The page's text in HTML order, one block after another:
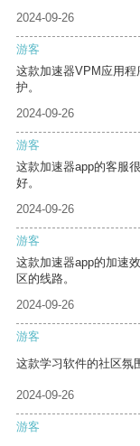
2024-09-26
游客
这款加速器VPM应用
护。
2024-09-26
游客
这款加速器app的客服
好。
2024-09-26
游客
这款加速器app的加速
区的线路。
2024-09-26
游客
这款学习软件的社区氛
2024-09-26
游客